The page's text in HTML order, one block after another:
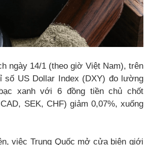
ngày 14/1 (theo giờ Việt Nam), trên
US Dollar Index (DXY) đo lường
xanh với 6 đồng tiền chủ chốt
SEK, CHF) giảm 0,07%, xuống
việc Trung Quốc mở cửa biên giới